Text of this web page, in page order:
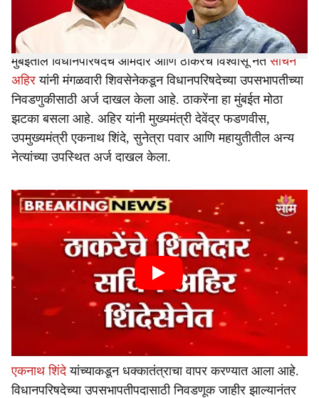
त्याची सुरूवात मंगळवारपासून झाली आहे.
मुंबईतील विधानपरिषदेचे आमदार आणि ठाकरेंचे विश्वासू नेते सचिन
अहिरयांनी मंगळवारी शिवसेनेकडून विधानपरिषदेच्या उपसभापतीच्या
निवडणुकीसाठी अर्ज दाखल केला आहे. ठाकरेंना हा मुंबईत मोठा
झटका बसला आहे. अहिर यांनी मुख्यमंत्री देवेंद्र फडणवीस,
उपमुख्यमंत्री एकनाथ शिंदे, सुनेत्रा पवार आणि महायुतीतील अन्य
नेत्यांच्या उपस्थित अर्ज दाखल केला.
एकनाथ शिंदेयांच्याकडून धक्कातंत्राचा वापर करण्यात आला आहे.
विधानपरिषदेच्या उपसभापतीपदासाठी निवडणूक जाहीर झाल्यानंतर